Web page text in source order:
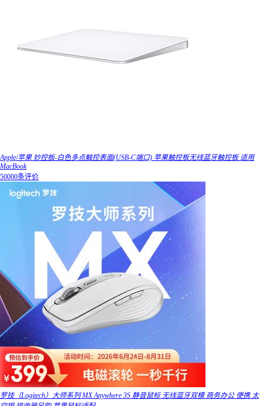
Apple/苹果 妙控板-白色多点触控表面(USB-C端口) 苹果触控板无线蓝牙触控板 适用
MacBook
50000条评价
罗技（Logitech）大师系列 MX Anywhere 3S 静音鼠标 无线蓝牙双模 商务办公 便携 太